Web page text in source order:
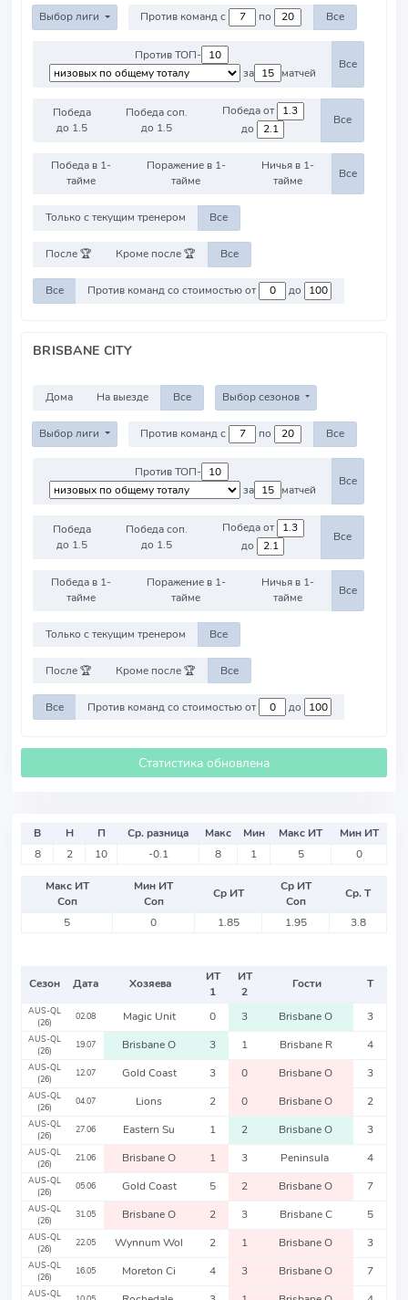
Выбор лиги Против команд с по Все
Против ТОП-
за
матчей
Все
Победа
до 1.5
Победа соп.
до 1.5
Победа от
до
Все
Победа в 1-
тайме
Поражение в 1-
тайме
Ничья в 1-
тайме
Все
Только с текущим тренером Все
После 🏆 Кроме после 🏆 Все
Все Против команд со стоимостью от до
BRISBANE CITY
Дома На выезде Все Выбор сезонов
Выбор лиги Против команд с по Все
Против ТОП-
за
матчей
Все
Победа
до 1.5
Победа соп.
до 1.5
Победа от
до
Все
Победа в 1-
тайме
Поражение в 1-
тайме
Ничья в 1-
тайме
Все
Только с текущим тренером Все
После 🏆 Кроме после 🏆 Все
Все Против команд со стоимостью от до
Статистика обновлена
В Н П Ср. разница Макс Мин Макс ИТ
Мин ИТ
8
2 10 -0.1 8 1 5 0
Макс ИТ
Соп
Мин ИТ
Соп
Ср ИТ
Ср ИТ
Соп
Ср. Т
5
0 1.85 1.95 3.8
Сезон Дата Хозяева
ИТ
1
ИТ
2
Гости Т
AUS-QL
(26)
02.08 Magic Unit 0 3 Brisbane O 3
AUS-QL
(26)
19.07 Brisbane O 3 1 Brisbane R 4
AUS-QL
(26)
12.07 Gold Coast 3 0 Brisbane O 3
AUS-QL
(26)
04.07 Lions 2 0 Brisbane O 2
AUS-QL
(26)
27.06 Eastern Su 1 2 Brisbane O 3
AUS-QL
(26)
21.06 Brisbane O 1 3 Peninsula 4
AUS-QL
(26)
05.06 Gold Coast 5 2 Brisbane O 7
AUS-QL
(26)
31.05 Brisbane O 2 3 Brisbane C 5
AUS-QL
(26)
22.05 Wynnum Wol 2 1 Brisbane O 3
AUS-QL
(26)
16.05 Moreton Ci 4 3 Brisbane O 7
AUS-QL